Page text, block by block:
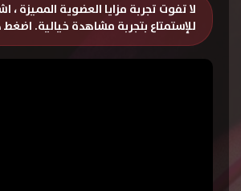
لا تفوت تجربة مزايا العضوية المميزة ،
للإستمتاع بتجربة مشاهدة خيالية. اضغط